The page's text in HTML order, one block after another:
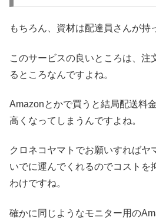
もちろん、資材は配達員さんが持
このサービスの良いところは、注
るところなんですよね。
Amazonとかで買うと結局配送料
高くなってしまうんですよね。
クロネコヤマトでお願いすればヤ
いでに運んでくれるのでコストを
わけですね。
確かに同じようなモニター用の